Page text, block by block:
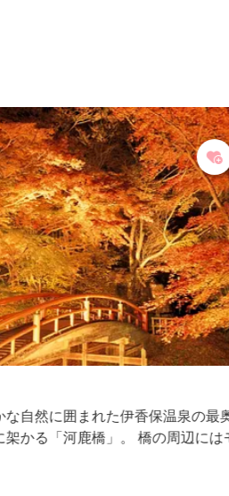
自然に囲まれた伊香保温泉の最奥
かる「河鹿橋」。 橋の周辺にはモ